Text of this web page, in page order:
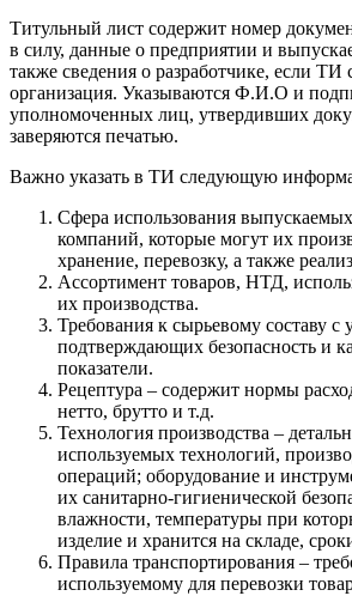
Титульный лист содержит номер
в силу, данные о предприятии и
также сведения о разработчике, если ТИ
организация. Указываются Ф.И.О и
уполномоченных лиц, утвердивших
заверяются печатью.
Важно указать в ТИ следующую
Сфера использования
компаний, которые могут их
хранение, перевозку, а также
Ассортимент товаров, НТД,
их производства.
Требования к сырьевому составу
подтверждающих безопасность и
показатели.
Рецептура – содержит нормы
нетто, брутто и т.д.
Технология производства –
используемых технологий,
операций; оборудование и
их санитарно-гигиенической
влажности, температуры при
изделие и хранится на складе,
Правила транспортирования –
используемому для перевозки